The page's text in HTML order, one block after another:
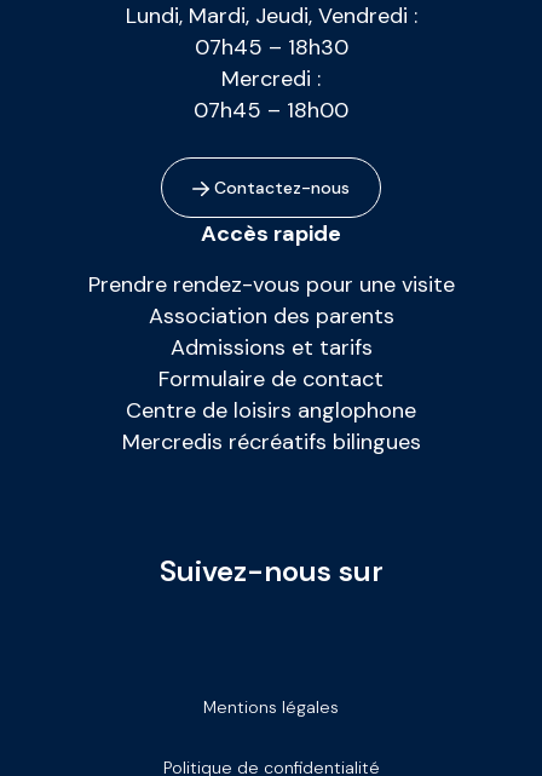
Lundi, Mardi, Jeudi, Vendredi :
07h45 – 18h30
Mercredi :
07h45 – 18h00
Contactez-nous
Accès rapide
Prendre rendez-vous pour une visite
Association des parents
Admissions et tarifs
Formulaire de contact
Centre de loisirs anglophone
Mercredis récréatifs bilingues
Suivez-nous sur
Mentions légales
Politique de confidentialité